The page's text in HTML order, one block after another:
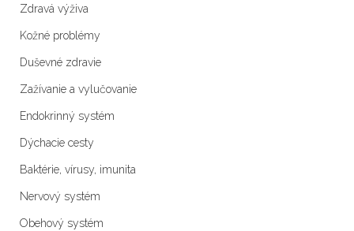
Zdravá výživa
Kožné problémy
Duševné zdravie
Zažívanie a vylučovanie
Endokrinný systém
Dýchacie cesty
Baktérie, vírusy, imunita
Nervový systém
Obehový systém